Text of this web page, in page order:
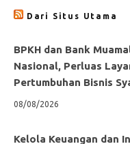
Dari Situs Utama
BPKH dan Bank
Nasional, Perluas
Pertumbuhan Bisnis
08/08/2026
Kelola Keuangan dan